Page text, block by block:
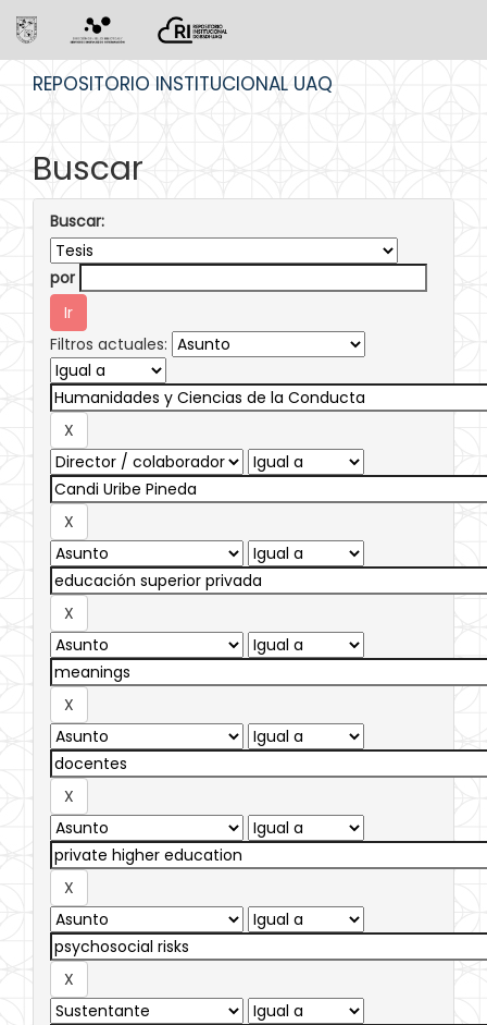
REPOSITORIO INSTITUCIONAL UAQ
Buscar
Buscar:
por
Filtros actuales: